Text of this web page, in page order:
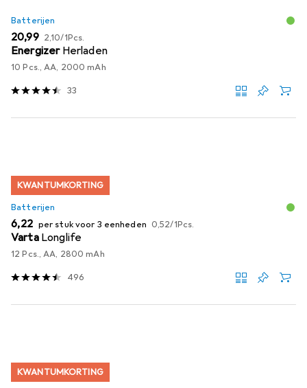
Batterijen
EUR
20,99 EUR
2,10/1Pcs.
Energizer Herladen
10 Pcs., AA, 2000 mAh
33
KWANTUMKORTING
Batterijen
EUR
6,22 per stuk voor 3 eenheden EUR
0,52/1Pcs.
Varta Longlife
12 Pcs., AA, 2800 mAh
496
KWANTUMKORTING